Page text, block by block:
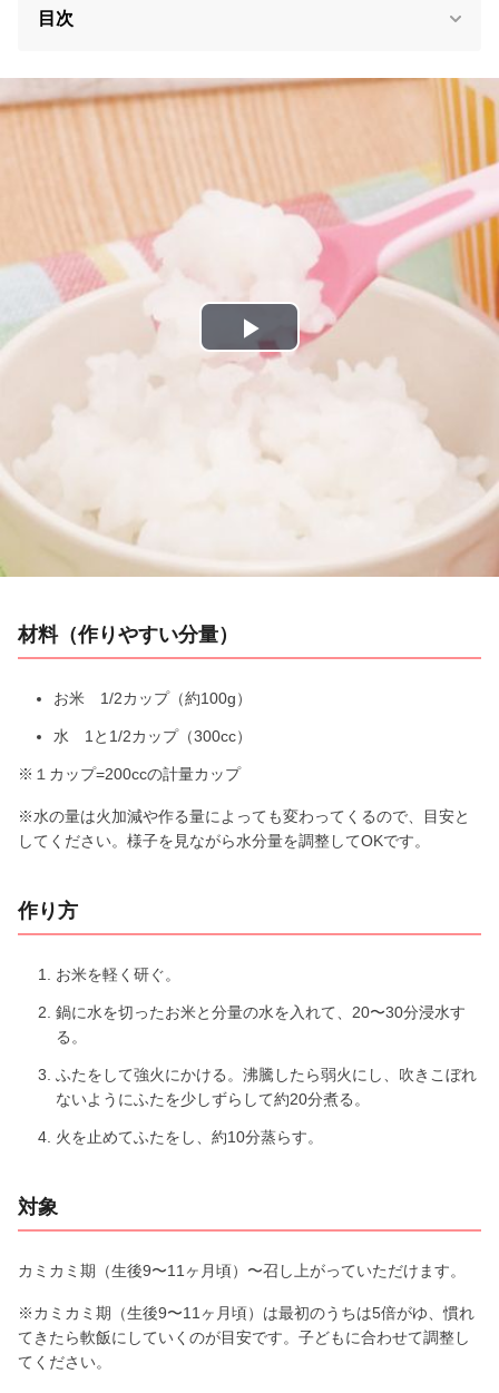
目次
P
a
d
材料（作りやすい分量）
お米 1/2カップ（約100g）
水 1と1/2カップ（300cc）
※１カップ=200ccの計量カップ
※水の量は火加減や作る量によっても変わってくるので、目安と
してください。様子を見ながら水分量を調整してOKです。
作り方
お米を軽く研ぐ。
鍋に水を切ったお米と分量の水を入れて、20〜30分浸水す
る。
ふたをして強火にかける。沸騰したら弱火にし、吹きこぼれ
ないようにふたを少しずらして約20分煮る。
火を止めてふたをし、約10分蒸らす。
対象
カミカミ期（生後9〜11ヶ月頃）〜召し上がっていただけます。
※カミカミ期（生後9〜11ヶ月頃）は最初のうちは5倍がゆ、慣れ
てきたら軟飯にしていくのが目安です。子どもに合わせて調整し
てください。